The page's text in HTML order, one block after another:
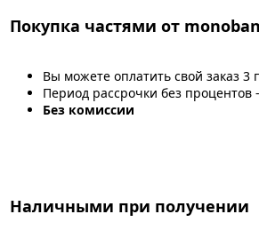
Покупка частями от
Вы можете оплатить свой заказ 3
Период рассрочки без процентов
Без комиссии
Наличными при получении